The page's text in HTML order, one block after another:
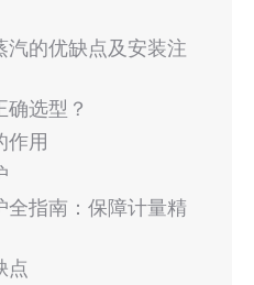
汽的优缺点及安装注
选型？
作用
全指南：保障计量精
点